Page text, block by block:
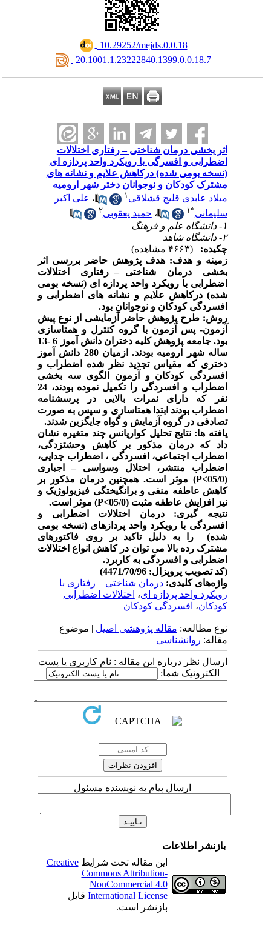
‎ 10.29252/mejds.0.0.18
‎ 20.1001.1.23222840.1399.0.0.18.7
اثر بخشی درمان شناختی – رفتاری اختلالات
اضطرابی و افسرگی با رویکرد واحد پردازه ای
(نسخه بومی شده) درکاهش علایم و نشانه های
مشترک کودکان و نوجوانان دختر شهر ارومیه
میلاد عابدی قلیچ قشلاقی
،علی اکبر
سلیمانی
۱ ،حمید یعقوبی
۲- دانشگاه شاهد
چکیده:
زمینه و هدف: هدف پژوهش حاضر بررسی اثر
بخشی درمان شناختی رفتاری اختلالات
اضطرابی با رویکرد واحد پردازه ای (نسخه بومی
شده) درکاهش علایم و نشانه های اضطرابی و
افسردگی کودکان و نوجوانان بود.
روش: طرح پژوهش حاضر آزمایشی از نوع پیش
آزمون- پس آزمون با گروه کنترل و همتاسازی
بود. جامعه پژوهش کلیه دختران دانش آموز 6 -13
ساله شهر ارومیه بودند. ازمیان 280 دانش آموز
دختری که مقیاس تجدید نظر شده اضطراب و
افسردگی کودکان و آزمون الگوی سه بخشی
اضطراب و افسردگی را تکمیل نموده بودند، 24
نفر که دارای نمرات بالایی در پرسشنامه
اضطراب بودند ابتدا همتاسازی و سپس به صورت
تصادفی در گروه آزمایش و گواه جایگزین شدند.
یافته ها: نتایج تحلیل کواریانس چند متغیره نشان
داد که درمان مذکور بر کاهش وحشتزدگی،
اضطراب اجتماعی، افسردگی ، اضطراب جدایی،
اضطراب منتشر، اختلال وسواسی
اجباری
P<) موثر است. همچنین درمان مذکور بر
کاهش عاطفه منفی و برانگیختگی فیزیولوژیک و
نیز افزایش عاطفه مثبت (05/0
P<) موثر است.
نتیجه گیری:
درمان اختلالات اضطرابی و
افسردگی با رویکرد واحد پردازه­ای (نسخه بومی
شده) را به دلیل تاکید بر روی فاکتورهای
مشترک رده بالا می توان در کاهش انواع اختلالات
اضطرابی و افسردگی به کاربرد.
(کد تصویب پروپزال: 4471/70/96)
واژه‌های کلیدی:درمان شناختی – رفتاری با
رویکرد واحد پردازه ای،اختلالات اضطرابی
کودکان،افسردگی کودکان
نوع مطالعه:مقاله پژوهشی اصیل| موضوع
مقاله:روانشناسی
ارسال نظر درباره این مقاله : نام کاربری یا پست
الکترونیک شما:
ارسال پیام به نویسنده مسئول
بازنشر اطلاعات
این مقاله تحت شرایطCreative
Commons Attribution-
NonCommercial 4.0
International Licenseقابل
بازنشر است.